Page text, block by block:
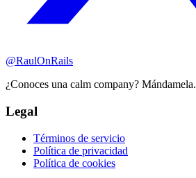
@RaulOnRails
¿Conoces una calm company? Mándamela.
Legal
Términos de servicio
Política de privacidad
Política de cookies